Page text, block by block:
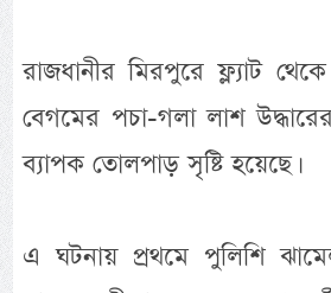
রাজধানীর মিরপুরে ফ্ল্যাট
বেগমের পচা-গলা লাশ
ব্যাপক তোলপাড় সৃষ্টি হয়েছে।
এ ঘটনায় প্রথমে পুলিশি